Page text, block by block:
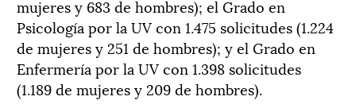
mujeres y 683 de hombres); el Grado en
Psicología por la UV con 1.475 solicitudes (1.224
de mujeres y 251 de hombres); y el Grado en
Enfermería por la UV con 1.398 solicitudes
(1.189 de mujeres y 209 de hombres).